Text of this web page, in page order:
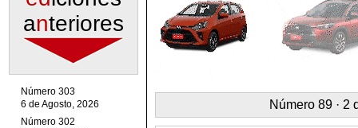
anteriores
Número 303
6 de Agosto, 2026
Número 302
Número 89 · 2